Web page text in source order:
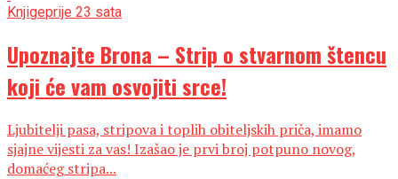
Knjigeprije 23 sata
Upoznajte Brona – Strip o stvarnom štencu
koji će vam osvojiti srce!
Ljubitelji pasa, stripova i toplih obiteljskih priča, imamo
sjajne vijesti za vas! Izašao je prvi broj potpuno novog,
domaćeg stripa...